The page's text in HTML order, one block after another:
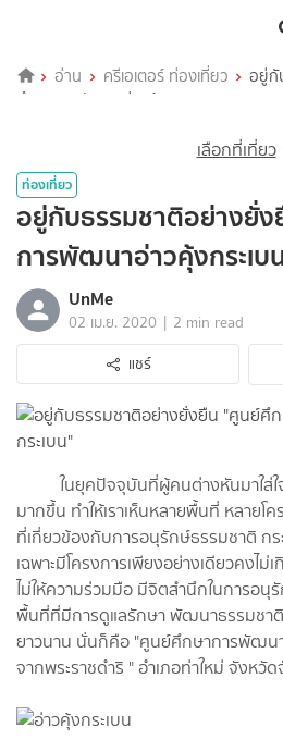
อ่าน ครีเอเตอร์ ท่องเที่ยว
อยู่กั
ศึกษาการพัฒนาอ่าวคุ้งกระเบน"
เลือกที่เที่ยว
ท่องเที่ยว
อยู่กับธรรมชาติอย่างยั่
การพัฒนาอ่าวคุ้งกระเบ
UnMe
02 เม.ย. 2020 | 2 min read
แชร์
ในยุคปัจจุบันที่ผู้คนต่างหันมาใส่ใ
มากขึ้น ทำให้เราเห็นหลายพื้นที่ หลายโ
ที่เกี่ยวข้องกับการอนุรักษ์ธรรมชาติ ก
เฉพาะมีโครงการเพียงอย่างเดียวคงไม่
ไม่ให้ความร่วมมือ มีจิตสำนึกในการอ
พื้นที่ที่มีการดูแลรักษา พัฒนาธรรมชา
ยาวนาน นั่นก็คือ "ศูนย์ศึกษาการพัฒนา
จากพระราชดำริ " อำเภอท่าใหม่ จังหวั